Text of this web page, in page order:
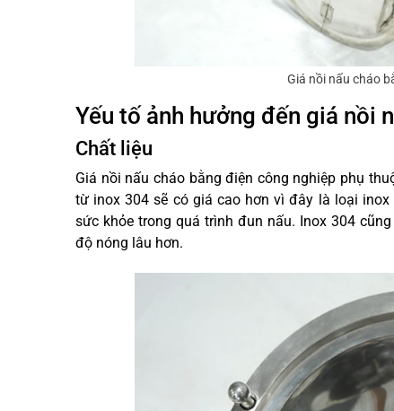
Giá nồi nấu cháo
Yếu tố ảnh hưởng đến giá nồi
Chất liệu
Giá nồi nấu cháo bằng điện công nghiệp phụ
từ inox 304 sẽ có giá cao hơn vì đây là loại
sức khỏe trong quá trình đun nấu. Inox 304
độ nóng lâu hơn.